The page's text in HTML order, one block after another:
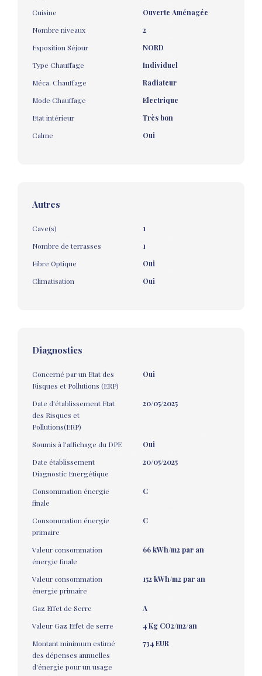
Cuisine
Ouverte Aménagée
Nombre niveaux
2
Exposition Séjour
NORD
Type Chauffage
Individuel
Méca. Chauffage
Radiateur
Mode Chauffage
Electrique
Etat intérieur
Très bon
Calme
Oui
Autres
Cave(s)
1
Nombre de terrasses
1
Fibre Optique
Oui
Climatisation
Oui
Diagnostics
Concerné par un Etat des
Risques et Pollutions (ERP)
Oui
Date d'établissement Etat
des Risques et
Pollutions(ERP)
20/05/2025
Soumis à l'affichage du DPE
Oui
Date établissement
Diagnostic Energétique
20/05/2025
Consommation énergie
finale
C
Consommation énergie
primaire
C
Valeur consommation
énergie finale
66 kWh/m2 par an
Valeur consommation
énergie primaire
152 kWh/m2 par an
Gaz Effet de Serre
A
Valeur Gaz Effet de serre
4 Kg CO2/m2/an
Montant minimum estimé
des dépenses annuelles
d'énergie pour un usage
734 EUR